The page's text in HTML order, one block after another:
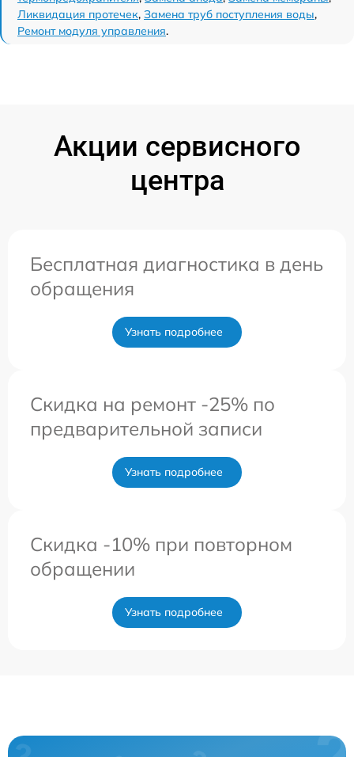
Ликвидация протечек, Замена труб поступления воды,
Ремонт модуля управления.
Акции сервисного
центра
Бесплатная диагностика в день
обращения
Узнать подробнее
Скидка на ремонт -25% по
предварительной записи
Узнать подробнее
Скидка -10% при повторном
обращении
Узнать подробнее